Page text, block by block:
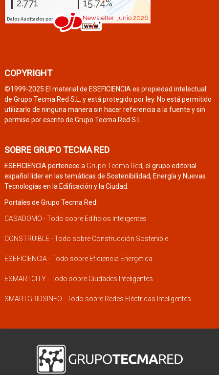
COPYRIGHT
©1999-2025 El material de ESEFICIENCIA es propiedad intelectual
de Grupo Tecma Red S.L. y está protegido por ley. No está permitido
utilizarlo de ninguna manera sin hacer referencia a la fuente y sin
permiso por escrito de Grupo Tecma Red S.L.
SOBRE GRUPO TECMA RED
ESEFICIENCIA pertenece a Grupo Tecma Red, el grupo editorial
español líder en las temáticas de Sostenibilidad, Energía y Nuevas
Tecnologías en la Edificación y la Ciudad.
Portales de Grupo Tecma Red:
CASADOMO - Todo sobre Edificios Inteligentes
CONSTRUIBLE - Todo sobre Construcción Sostenible
ESEFICIENCIA - Todo sobre Eficiencia Energética
ESMARTCITY - Todo sobre Ciudades Inteligentes
SMARTGRIDSINFO - Todo sobre Redes Eléctricas Inteligentes